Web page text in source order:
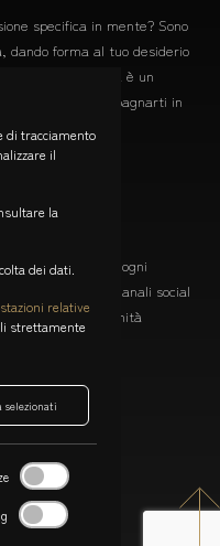
specifica in mente? Sono
dando forma al tuo desiderio
un'opera unica è un
qui per accompagnarti in
e le storie dietro ogni
seguimi sui miei canali social
della mia comunità
di tracciamento
il
la
dei dati.
relative
strettamente
selezionati